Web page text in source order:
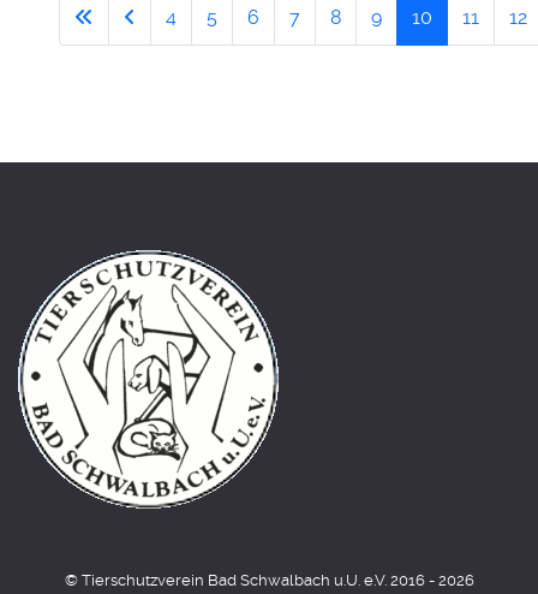
4 5 6 7 8 9 10 11 12
© Tierschutzverein Bad Schwalbach u.U. e.V. 2016 - 2026